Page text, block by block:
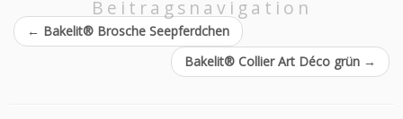
Beitragsnavigation
← Bakelit® Brosche Seepferdchen
Bakelit® Collier Art Déco grün →